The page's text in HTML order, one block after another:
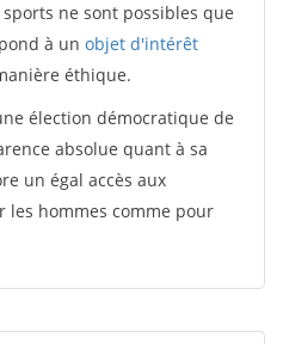
ne sont possibles que
à un objet d'intérêt
éthique.
élection démocratique de
absolue quant à sa
un égal accès aux
les hommes comme pour